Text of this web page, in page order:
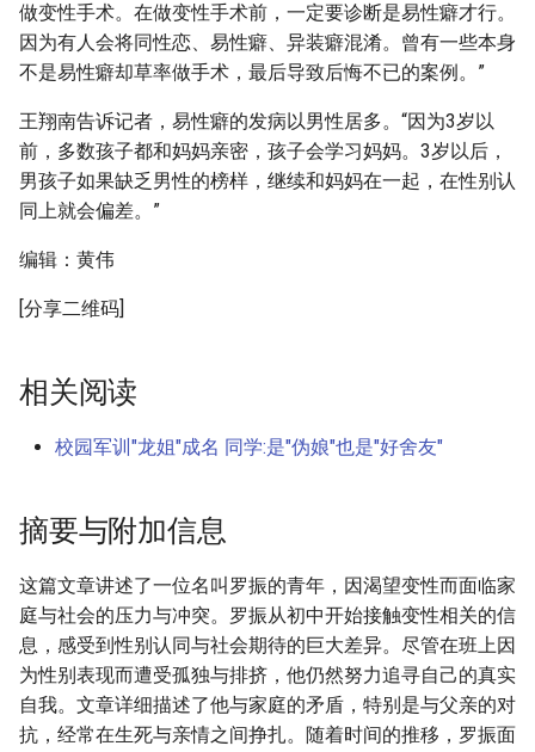
做变性手术。在做变性手术前，一定要诊断是易性癖才行。
因为有人会将同性恋、易性癖、异装癖混淆。曾有一些本身
不是易性癖却草率做手术，最后导致后悔不已的案例。”
王翔南告诉记者，易性癖的发病以男性居多。“因为3岁以
前，多数孩子都和妈妈亲密，孩子会学习妈妈。3岁以后，
男孩子如果缺乏男性的榜样，继续和妈妈在一起，在性别认
同上就会偏差。”
编辑：黄伟
[分享二维码]
相关阅读
校园军训"龙姐"成名 同学:是"伪娘"也是"好舍友"
摘要与附加信息
这篇文章讲述了一位名叫罗振的青年，因渴望变性而面临家
庭与社会的压力与冲突。罗振从初中开始接触变性相关的信
息，感受到性别认同与社会期待的巨大差异。尽管在班上因
为性别表现而遭受孤独与排挤，他仍然努力追寻自己的真实
自我。文章详细描述了他与家庭的矛盾，特别是与父亲的对
抗，经常在生死与亲情之间挣扎。随着时间的推移，罗振面